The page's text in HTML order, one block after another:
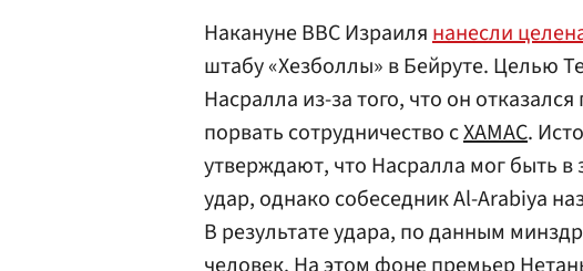
Накануне ВВС Израилянанесли
штабу «Хезболлы» в Бейруте. Целью
Насралла из-за того, что он
порвать сотрудничество сХАМАС.
утверждают, что Насралла мог быть
удар, однако собеседник Al-Arabiya
В результате удара, по данным